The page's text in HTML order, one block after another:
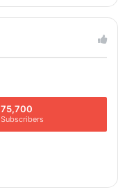
75,700
Subscribers